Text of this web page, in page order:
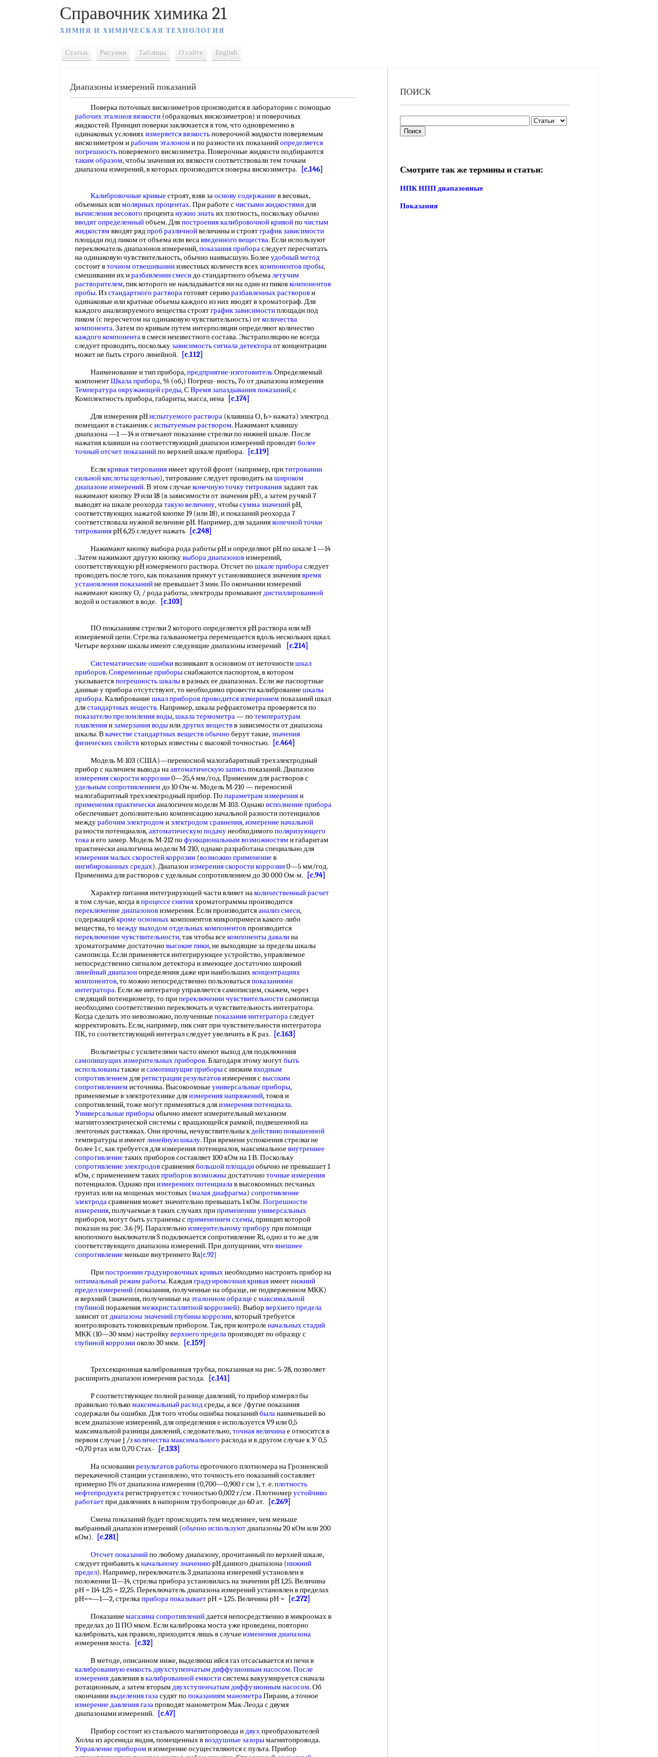
Справочник химика 21
ХИМИЯ И ХИМИЧЕСКАЯ ТЕХНОЛОГИЯ
Статьи Рисунки Таблицы О сайте English
Диапазоны измерений показаний
Поверка поточных вискозиметров производится в лаборатории с помощью
рабочих эталонов вязкости (образцовых вискозиметров) и поверочных
жидкостей. Принцип поверки заключается в том, что одновременно в
одинаковых условияхизмеряется вязкостьповерочной жидкости поверяемым
вискозиметром ирабочим эталоном и по разности их показанийопределяется
погрешностьповеряемого вискозиметра. Поверочные жидкости подбираются
таким образом, чтобы значения их вязкости соответствовали тем точкам
диапазона измерений, в которых производится поверка вискозиметра.
[c.146]
Калибровочные кривые строят, взяв заоснову содержание в весовых,
объемных илимолярных процентах. При работе счистыми жидкостямидля
вычисления весового процентанужно знатьих плотность, поскольку обычно
вводят определенныйобъем. Дляпостроения калибровочной кривойпо чистым
жидкостям вводят рядпроб различнойвеличины и строятграфик зависимости
площади под пиком от объема или весавведенного вещества. Если используют
переключатель диапазонов измерений,показания прибораследует пересчитать
на одинаковую чувствительность, обычно наивысшую. Более удобный метод
состоит вточном отвешиванииизвестных количеств всехкомпонентов пробы,
смешивании их иразбавлении смесидо стандартного объемалетучим
растворителем, пик которого не накладывается ни на один из пиковкомпонентов
пробы. Изстандартного раствораготовят сериюразбавленных растворови
одинаковые или кратные объемы каждого из них вводят в хроматограф. Для
каждого анализируемого вещества строятграфик зависимостиплощади под
пиком (с пересчетом на одинаковую чувствительность) отколичества
компонента. Затем по кривым путем интерполяции определяют количество
каждого компонентав смеси неизвестного состава. Экстраполяцию не всегда
следует проводить, посколькузависимость сигнала детектораот концентрации
может не быть строго линейной.
[c.112]
Наименование и тип прибора,предприятие-изготовительОпределяемый
компонентШкала прибора, % (об,) Погреш- ность, 7о от диапазона измерения
Температура окружающей среды, СВремя запаздывания показаний, с
Комплектность прибора, габариты, масса, иена
[c.174]
Для измерения pHиспытуемого раствора (клавиша О, Ь> нажата) электрод
помещают в стаканчик сиспытуемым раствором. Нажимают клавишу
диапазона —1 —14 и отмечают показание стрелки по нижней шкале. После
нажатия клавиши на соответствующий диапазон измерений проводятболее
точныйотсчет показанийпо верхней шкале прибора.
[c.119]
Есликривая титрованияимеет крутой фронт (например, прититровании
сильной кислоты щелочью), титрование следует проводить нашироком
диапазоне измерений. В этом случае конечную точку титрованиязадают так
нажимают кнопку 19 или 18 (в зависимости от значения pH), а затем ручкой 7
выводят на шкале реохордатакую величину, чтобысумма значенийpH,
соответствующих нажатой кнопке 19 (или 18), и показаний реохорда 7
соответствовала нужной величине pH. Например, для заданияконечной точки
титрованияpH 6,25 следует нажать
[c.248]
Нажимают кнопку выбора рода работы pH и определяют pH по шкале 1 —14
. Затем нажимают другую кнопкувыбора диапазоновизмерений,
соответствующую pH измеряемого раствора. Отсчет по шкале прибораследует
проводить после того, как показания примут установившиеся значениявремя
установления показанийне превышает 3 мин. По окончании измерений
нажимают кнопку О, / рода работы, электроды промываютдистиллированной
водой и оставляют в воде.
[c.103]
ПО показаниям стрелки 2 которого определяется pH раствора или мВ
измеряемой цепи. Стрелка гальванометра перемещается вдоль нескольких щкал.
Четыре верхние шкалы имеют следующие диапазоны измерений
[c.214]
Систематические ошибкивозникают в основном от неточностишкал
приборов.Современные приборыснабжаются паспортом, в котором
указываетсяпогрешность шкалыв разных ее диапазонах. Если же паспортные
данные у прибора отсутствуют, то необходимо провести калибрование шкалы
прибора. Калибрование шкал приборовпроводится измерением показаний шкал
длястандартных веществ. Например, шкала рефрактометра проверяется по
показателю преломления воды,шкала термометра— по температурам
плавленияизамерзания водыилидругих веществв зависимости от диапазона
шкалы. Вкачестве стандартныхвеществ обычно берут такие,значения
физических свойствкоторых известны с высокой точностью.
[c.464]
Модель М-103 (США)—переносной малогабаритный трехэлектродный
прибор с наличием вывода наавтоматическую записьпоказаний. Диапазон
измерения скорости коррозии0—25,4 мм/год. Применим для растворов с
удельным сопротивлением до 10 Ом-м. Модель М-210 — переносной
малогабаритный трехэлектродный прибор. По параметрам измеренияи
применения практическианалогичен модели М-103. Однако исполнение прибора
обеспечивает дополнительно компенсацию начальной разности потенциалов
междурабочим электродом иэлектродом сравнения,измерение начальной
разности потенциалов,автоматическую подачунеобходимого поляризующего
токаи его замер. Модель М-212 по функциональным возможностям и габаритам
практически аналогична модели М-210, однако разработана специально для
измерения малыхскоростей коррозии (возможно применение в
ингибированных средах). Диапазонизмерения скорости коррозии0—5 мм/год.
Применима для растворов с удельным сопротивлением до 30 000 Ом-м.
[c.94]
Характер питания интегрирующей части влияет наколичественный расчет
в том случае, когда впроцессе снятияхроматограммы производится
переключение диапазоновизмерения. Если производитсяанализ смеси,
содержащейкроме основныхкомпонентов микропримеси какого-либо
вещества, то между выходом отдельных компонентовпроизводится
переключение чувствительности, так чтобы все компоненты давалина
хроматограмме достаточно высокие пики, не выходящие за пределы шкалы
самописца. Если применяется интегрирующее устройство, управляемое
непосредственно сигналом детектора и имеющее достаточно широкий
линейный диапазонопределения даже нри наибольшихконцентрациях
компонентов, то можно непосредственно пользоватьсяпоказаниями
интегратора. Если же интегратор управляется самописцем, скажем, через
следящий потенциометр, то припереключении чувствительностисамописца
необходимо соответственно переключать и чувствительность интегратора.
Когда сделать это невозможно, полученные показания интегратораследует
корректировать. Если, например, пик снят при чувствительности интегратора
ПК, то соответствующий интеграл следует увеличить в К раз.
[c.163]
Вольтметры с усилителями часто имеют выход для подключения
самопишущих измерительных приборов. Благодаря этому могутбыть
использованытакже исамопишущие приборыс низким входным
сопротивлением длярегистрации результатовизмерения свысоким
сопротивлением источника. Высокоомные универсальные приборы,
применяемые в электротехнике дляизмерения напряжений, токов и
сопротивлений, тоже могут применяться дляизмерения потенциала.
Универсальные приборыобычно имеют измерительный механизм
магнитоэлектрической системы с вращающейся рамкой, подвешенной на
ленточных растяжках. Они прочны, нечувствительны кдействию повышенной
температуры и имеютлинейную шкалу. При времени успокоения стрелки не
более 1 с, как требуется для измерения потенциалов, максимальное внутреннее
сопротивление таких приборов составляет 100 кОм на 1 В. Поскольку
сопротивление электродовсравнениябольшой площадиобычно не превышает 1
кОм, с применением такихприборов возможныдостаточно точные измерения
потенциалов. Однако приизмерениях потенциалав высокоомных песчаных
грунтах или на мощеных мостовых (малая диафрагма) сопротивление
электродасравнения может значительно превышать 1 кОм.Погрешности
измерения, получаемые в таких случаях приприменении универсальных
приборов, могут быть устранены сприменением схемы, принцип которой
показан на рис. 3.6 [9]. Параллельно измерительному приборупри помощи
кнопочного выключателя S подключается сопротивление Ri, одно и то же для
соответствующего диапазона измерений. При допущении, что внешнее
сопротивление меньше внутреннего Ra[c.92]
Припостроении градуировочных кривыхнеобходимо настроить прибор на
оптимальный режим работы. Каждаяградуировочная криваяимеетнижний
предел измерений (показания, полученные на образце, не подверженном МКК)
и верхний (значения, полученные наэталонном образце смаксимальной
глубинойпоражениямежкристаллитной коррозией). Выбор верхнего предела
зависит отдиапазона значенийглубины коррозии, который требуется
контролировать токовихревым прибором. Так, при контроле начальных стадий
МКК (10—30 мкм) настройкуверхнего пределапроизводят по образцу с
глубиной коррозииоколо 30 мкм. [c.159]
Трехсекционная калиброванная трубка, показанная на рис. 5-28, позволяет
расширить диапазон измерения расхода.
[c.141]
Р соответствующее полной разнице давлений, то прибор измерял бы
правильно только максимальный расходсреды, а все /фугие показания
содержали бы ошибки. Для того чтобы ошибка показанийбыланаименьшей во
всем диапазоне измерений, для определения е используется V9 или 0,5
максимальной разницы давлений, следовательно,точная величинае относится в
первом случае j /зколичества максимального расхода и в другом случае к У 0,5
=0,70 ртах или 0,70 Стах-
[c.133]
На основаниирезультатов работыпроточного плотномера на Грозненской
перекачечной станции установлено, что точность его показаний составляет
примерно 1% от диапазона измерения (0,700—0,900 г см ), т. е.плотность
нефтепродуктарегистрируется с точностью 0,002 г/см . Плотномер устойчиво
работаетпри давлениях в напорном трубопроводе до 60 ат.
[c.269]
Смена показаний будет происходить тем медленнее, чем меньше
выбранный диапазон измерений (обычно используютдиапазоны 20 кОм или 200
кОм).
[c.281]
Отсчет показанийпо любому диапазону, прочитанный по верхней шкале,
следует прибавить кначальному значениюpH данного диапазона (нижний
предел). Например, переключатель 3 диапазона измерений установлен в
положении 11—14, стрелка прибора установилась на значении pH 1,25. Величина
рН = 114-1,25 = 12,25. Переключатель диапазона измерений установлен в пределах
рН==—1—2, стрелкаприбора показываетрН = 1,25. Величина рН =
[c.272]
Показание магазина сопротивленийдается непосредственно в микроомах в
пределах до 11 ПО мком. Если калибровка моста уже проведена, повторно
калибровать, как правило, приходится лишь в случае изменения диапазона
измерения моста.
[c.32]
В методе, описанном ниже, выделяюш ийся газ отсасывается из печи в
калиброванную емкостьдвухступенчатым диффузионным насосом.После
измерениядавления вкалиброванной емкостисистема вакуумируется сначала
ротационным, а затем вторым двухступенчатым диффузионным насосом. Об
окончаниивыделения газасудят по показаниям манометраПирани, а точное
измерение давления газапроводят манометром Мак-Леода с двумя
диапазонами измерений.
[c.47]
Прибор состоит из стального магнитопровода идвухпреобразователей
Холла из арсенида яндия, помещенных ввоздушные зазорымагнитопровода.
Управление прибором и измерение осуществляются с пульта. Прибор
ПОИСК
Смотрите так же термины и статьи:
НПК НПП диапазонные
Показания